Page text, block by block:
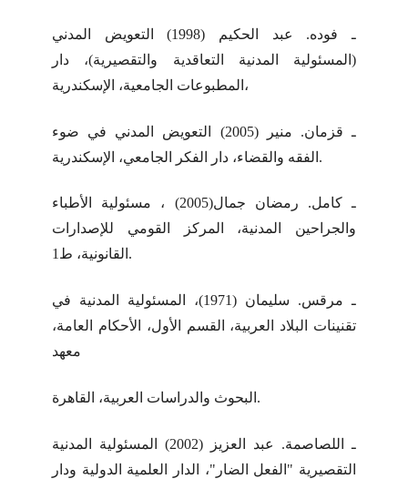
ـ فوده. عبد الحكيم (1998) التعويض المدني
(المسئولية المدنية التعاقدية والتقصيرية)، دار
المطبوعات الجامعية، الإسكندرية،
ـ قزمان. منير (2005) التعويض المدني في ضوء
الفقه والقضاء، دار الفكر الجامعي، الإسكندرية.
ـ كامل. رمضان جمال(2005) ، مسئولية الأطباء
والجراحين المدنية، المركز القومي للإصدارات
القانونية، ط1.
ـ مرقس. سليمان (1971)، المسئولية المدنية في
تقنينات البلاد العربية، القسم الأول، الأحكام العامة،
معهد
البحوث والدراسات العربية، القاهرة.
ـ اللصاصمة. عبد العزيز (2002) المسئولية المدنية
التقصيرية "الفعل الضار"، الدار العلمية الدولية ودار